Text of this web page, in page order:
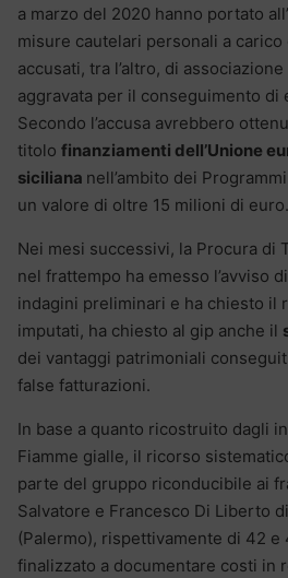
a marzo del 2020 hanno portato
misure cautelari personali a
accusati, tra l’altro, di
aggravata per il conseguimento di
Secondo l’accusa avrebbero
titolo finanziamenti dell’Unione
siciliana nell’ambito dei
un valore di oltre 15 milioni di euro.
Nei mesi successivi, la Procura di
nel frattempo ha emesso l’avviso
indagini preliminari e ha chiesto il
imputati, ha chiesto al gip anche il
dei vantaggi patrimoniali
false fatturazioni.
In base a quanto ricostruito dagli
Fiamme gialle, il ricorso
parte del gruppo riconducibile ai
Salvatore e Francesco Di Liberto di
(Palermo), rispettivamente di 42 e
finalizzato a documentare costi in